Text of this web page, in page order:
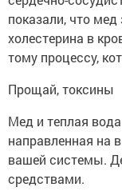
показали, что
холестерина в
тому процессу,
Прощай, токсины
Мед и теплая
направленная на
вашей системы.
средствами.